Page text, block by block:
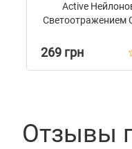
Active
Светоотражением
269 грн
Отзывы